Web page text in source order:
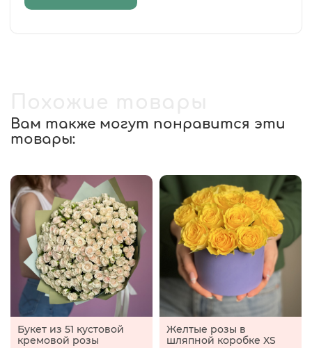
Вам также могут понравится эти
товары:
Букет из 51 кустовой
кремовой розы
Желтые розы в
шляпной коробке XS